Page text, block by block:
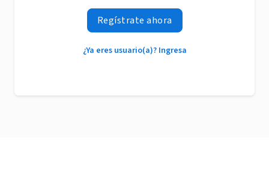
Regístrate ahora
¿Ya eres usuario(a)? Ingresa